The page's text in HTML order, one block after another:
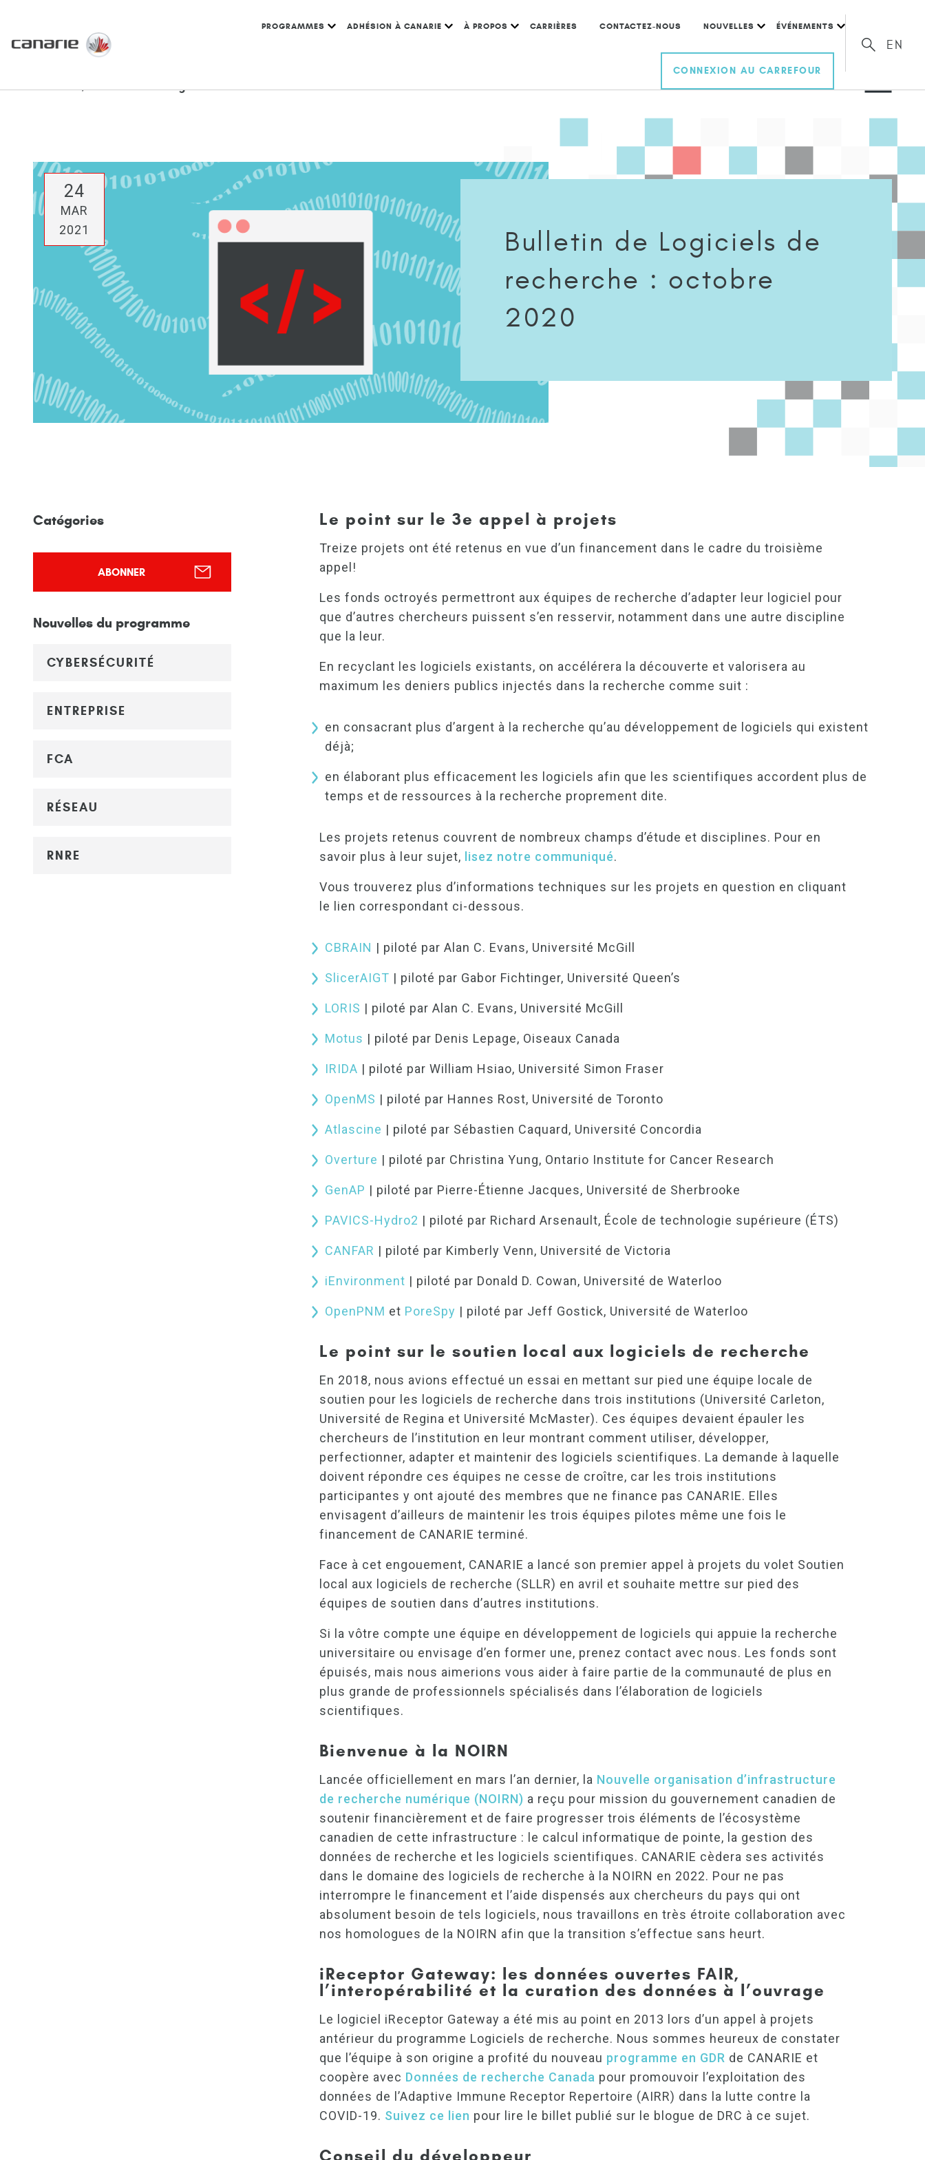
PROGRAMMES ADHÉSION À CANARIE À PROPOS CARRIÈRES CONTACTEZ-NOUS NOUVELLES ÉVÉNEMENTS
CONNEXION AU CARREFOUR
EN
24
MAR
2021
Bulletin de Logiciels de
recherche : octobre
2020
Catégories
ABONNER
Nouvelles du programme
CYBERSÉCURITÉ
ENTREPRISE
FCA
RÉSEAU
RNRE
Le point sur le 3e appel à projets
Treize projets ont été retenus en vue d’un financement dans le cadre du troisième
appel!
Les fonds octroyés permettront aux équipes de recherche d’adapter leur logiciel pour
que d’autres chercheurs puissent s’en resservir, notamment dans une autre discipline
que la leur.
En recyclant les logiciels existants, on accélérera la découverte et valorisera au
maximum les deniers publics injectés dans la recherche comme suit :
en consacrant plus d’argent à la recherche qu’au développement de logiciels qui existent
déjà;
en élaborant plus efficacement les logiciels afin que les scientifiques accordent plus de
temps et de ressources à la recherche proprement dite.
Les projets retenus couvrent de nombreux champs d’étude et disciplines. Pour en
savoir plus à leur sujet, lisez notre communiqué.
Vous trouverez plus d’informations techniques sur les projets en question en cliquant
le lien correspondant ci-dessous.
CBRAIN | piloté par Alan C. Evans, Université McGill
SlicerAIGT | piloté par Gabor Fichtinger, Université Queen’s
LORIS | piloté par Alan C. Evans, Université McGill
Motus | piloté par Denis Lepage, Oiseaux Canada
IRIDA | piloté par William Hsiao, Université Simon Fraser
OpenMS | piloté par Hannes Rost, Université de Toronto
Atlascine | piloté par Sébastien Caquard, Université Concordia
Overture | piloté par Christina Yung, Ontario Institute for Cancer Research
GenAP | piloté par Pierre-Étienne Jacques, Université de Sherbrooke
PAVICS-Hydro2 | piloté par Richard Arsenault, École de technologie supérieure (ÉTS)
CANFAR | piloté par Kimberly Venn, Université de Victoria
iEnvironment | piloté par Donald D. Cowan, Université de Waterloo
OpenPNM et PoreSpy | piloté par Jeff Gostick, Université de Waterloo
Le point sur le soutien local aux logiciels de recherche
En 2018, nous avions effectué un essai en mettant sur pied une équipe locale de
soutien pour les logiciels de recherche dans trois institutions (Université Carleton,
Université de Regina et Université McMaster). Ces équipes devaient épauler les
chercheurs de l’institution en leur montrant comment utiliser, développer,
perfectionner, adapter et maintenir des logiciels scientifiques. La demande à laquelle
doivent répondre ces équipes ne cesse de croître, car les trois institutions
participantes y ont ajouté des membres que ne finance pas CANARIE. Elles
envisagent d’ailleurs de maintenir les trois équipes pilotes même une fois le
financement de CANARIE terminé.
Face à cet engouement, CANARIE a lancé son premier appel à projets du volet Soutien
local aux logiciels de recherche (SLLR) en avril et souhaite mettre sur pied des
équipes de soutien dans d’autres institutions.
Si la vôtre compte une équipe en développement de logiciels qui appuie la recherche
universitaire ou envisage d’en former une, prenez contact avec nous. Les fonds sont
épuisés, mais nous aimerions vous aider à faire partie de la communauté de plus en
plus grande de professionnels spécialisés dans l’élaboration de logiciels
scientifiques.
Bienvenue à la NOIRN
Lancée officiellement en mars l’an dernier, la Nouvelle organisation d’infrastructure
de recherche numérique (NOIRN) a reçu pour mission du gouvernement canadien de
soutenir financièrement et de faire progresser trois éléments de l’écosystème
canadien de cette infrastructure : le calcul informatique de pointe, la gestion des
données de recherche et les logiciels scientifiques. CANARIE cèdera ses activités
dans le domaine des logiciels de recherche à la NOIRN en 2022. Pour ne pas
interrompre le financement et l’aide dispensés aux chercheurs du pays qui ont
absolument besoin de tels logiciels, nous travaillons en très étroite collaboration avec
nos homologues de la NOIRN afin que la transition s’effectue sans heurt.
iReceptor Gateway: les données ouvertes FAIR,
l’interopérabilité et la curation des données à l’ouvrage
Le logiciel iReceptor Gateway a été mis au point en 2013 lors d’un appel à projets
antérieur du programme Logiciels de recherche. Nous sommes heureux de constater
que l’équipe à son origine a profité du nouveau programme en GDR de CANARIE et
coopère avec Données de recherche Canada pour promouvoir l’exploitation des
données de l’Adaptive Immune Receptor Repertoire (AIRR) dans la lutte contre la
COVID-19. Suivez ce lien pour lire le billet publié sur le blogue de DRC à ce sujet.